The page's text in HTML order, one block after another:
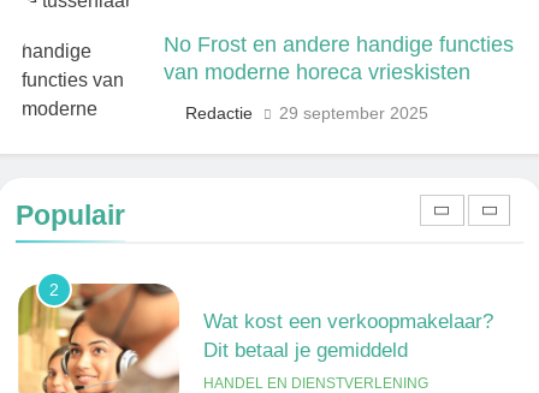
No Frost en andere handige functies
van moderne horeca vrieskisten
Redactie 29 september 2025
Populair
operator? Salaris, factoren en
doorgroeimogelijkheden
TECHNIEK, PRODUCTIE EN BOUW
2
Wat kost een verkoopmakelaar?
Dit betaal je gemiddeld
HANDEL EN DIENSTVERLENING